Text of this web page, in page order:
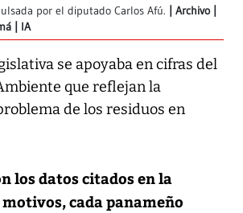
por el diputado Carlos Afú.
Archivo |
| IA
se apoyaba en cifras del
que reflejan la
de los residuos en
los datos citados en la
cada panameño